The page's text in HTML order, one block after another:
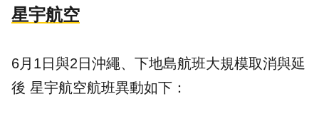
星宇航空
6月1日與2日沖繩、下地島航班大規模取消與延
後 星宇航空航班異動如下：